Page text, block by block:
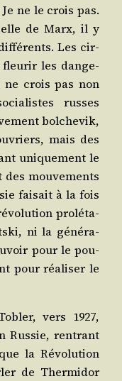
ne le crois pas.
de Marx, il y
Les cir­
fleu­rir les dan­ge­
crois pas non
russes
bol­che­vik,
mais des
uni­que­ment le
mou­ve­ments
fai­sait à la fois
pro­lé­ta­
ni la géné­ra­
pour le pou­
pour réa­li­ser le
vers 1927,
Rus­sie, ren­trant
la Révo­lu­tion
de Ther­mi­dor